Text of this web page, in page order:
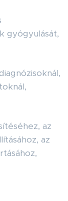
gyógyulását,
az
az